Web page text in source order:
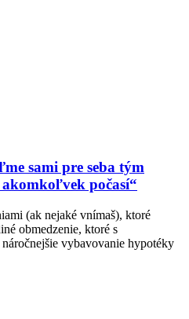
sami pre seba tým
počasí“
(ak nejaké vnímaš), ktoré
obmedzenie, ktoré s
vybavovanie hypotéky